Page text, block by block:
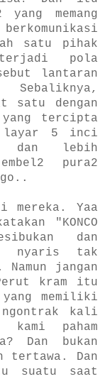
memang
satu pihak
pola
lantaran
satu dengan
yang tercipta
layar 5 inci
dan lebih
pura2
Yaa
"KONCO
dan
nyaris tak
jangan
kram itu
memiliki
kali
paham
Dan bukan
tertawa. Dan
suatu saat